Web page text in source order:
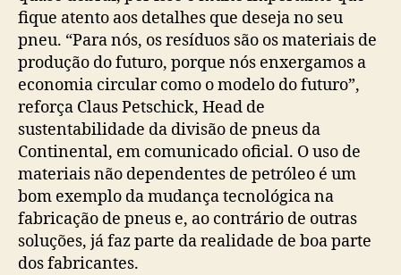
fique atento aos detalhes que deseja no seu
pneu. “Para nós, os resíduos são os materiais de
produção do futuro, porque nós enxergamos a
economia circular como o modelo do futuro”,
reforça Claus Petschick, Head de
sustentabilidade da divisão de pneus da
Continental, em comunicado oficial. O uso de
materiais não dependentes de petróleo é um
bom exemplo da mudança tecnológica na
fabricação de pneus e, ao contrário de outras
soluções, já faz parte da realidade de boa parte
dos fabricantes.